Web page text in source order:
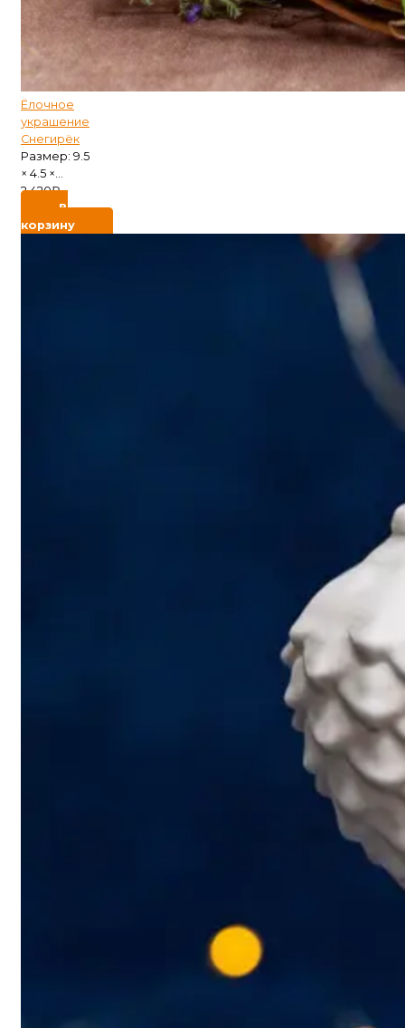
Ёлочное
украшение
Снегирёк
Размер: 9.5
× 4.5 ×...
2 420₽
В
корзину